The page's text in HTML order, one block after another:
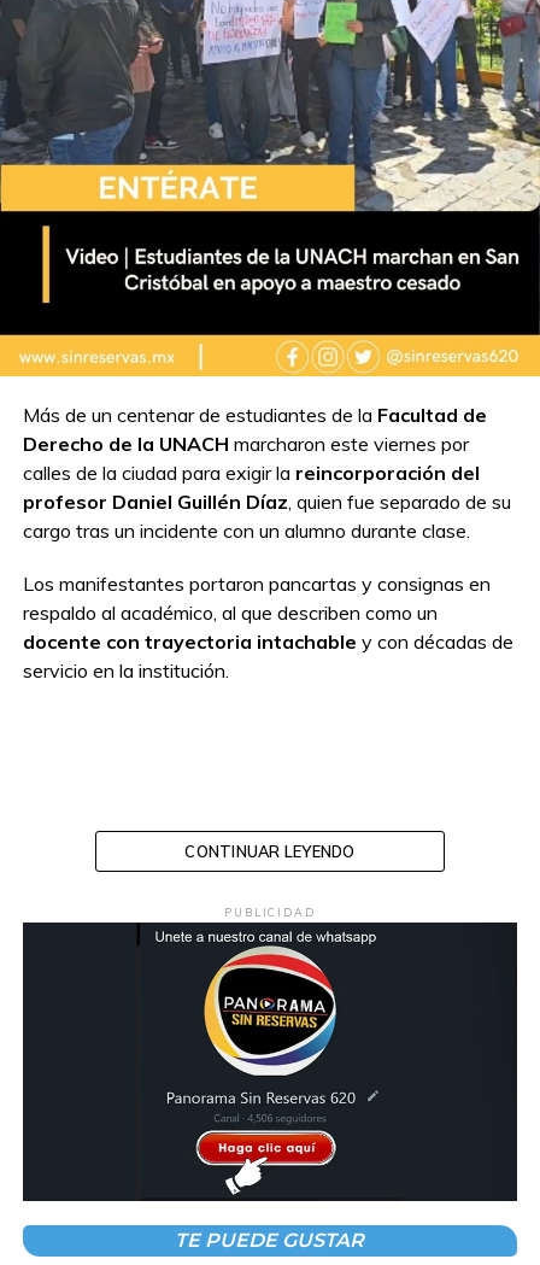
Más de un centenar de estudiantes de la Facultad de
Derecho de la UNACH marcharon este viernes por
calles de la ciudad para exigir la reincorporación del
profesor Daniel Guillén Díaz, quien fue separado de su
cargo tras un incidente con un alumno durante clase.
Los manifestantes portaron pancartas y consignas en
respaldo al académico, al que describen como un
docente con trayectoria intachable y con décadas de
servicio en la institución.
“Pedimos respeto a la trayectoria de nuestro maestro y
justicia en este caso”, señalaron los estudiantes, quienes
advirtieron que mantendrán sus protestas hasta que las
autoridades universitarias reconsideren la sanción.
Hasta el momento, la UNACH no ha emitido una postura
CONTINUAR LEYENDO
PUBLICIDAD
TE PUEDE GUSTAR